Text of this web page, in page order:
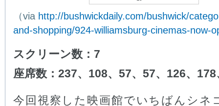
（via http://bushwickdaily.com/bushwick/
and-shopping/924-williamsburg-cinemas-now-
スクリーン数：7
座席数：237、108、57、57、126、178
今回視察した映画館でいちばんシネ